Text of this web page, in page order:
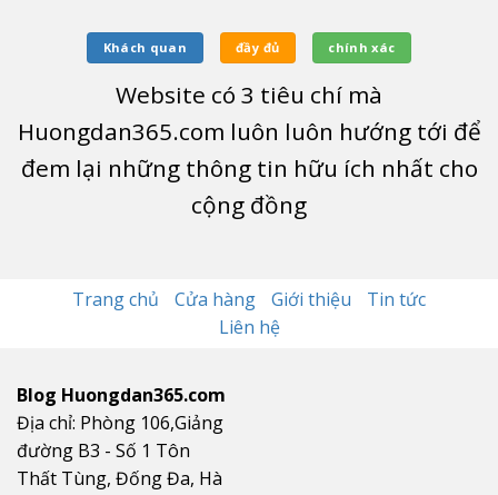
Khách quan đầy đủ chính xác
Website có 3 tiêu chí mà
Huongdan365.com luôn luôn hướng tới để
đem lại những thông tin hữu ích nhất cho
cộng đồng
Trang chủ Cửa hàng Giới thiệu
Tin tức
Liên hệ
Blog Huongdan365.com
Địa chỉ: Phòng 106,Giảng
đường B3 - Số 1 Tôn
Thất Tùng, Đống Đa, Hà